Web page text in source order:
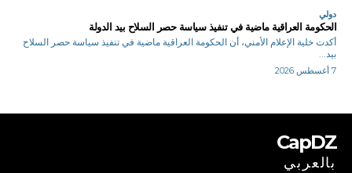
دولي
الحكومة العراقية ماضية في تنفيذ سياسة حصر السلاح بيد الدولة
أكدت خلية الإعلام الأمني، أن الحكومة العراقية ماضية في تنفيذ سياسة حصر السلاح
بيد...
7 أغسطس 2026
CapDZ
بالعربي